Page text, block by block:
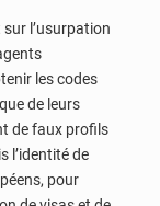
l’usurpation
les codes
de leurs
de faux profils
l’identité de
pour